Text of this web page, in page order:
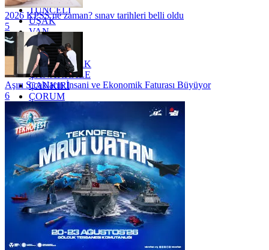
TUNCELİ
UŞAK
VAN
YALOVA
YOZGAT
ZONGULDAK
ÇANAKKALE
ÇANKIRI
ÇORUM
İSTANBUL
İZMİR
ŞANLIURFA
ŞIRNAK
2026 KPSS ne zaman? sınav tarihleri belli oldu
5
Aşırı Sıcakların İnsani ve Ekonomik Faturası Büyüyor
6